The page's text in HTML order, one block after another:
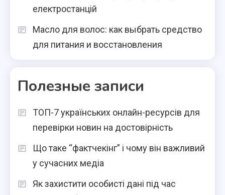
електростанцій
Масло для волос: как выбрать средство
для питания и восстановления
Полезные записи
ТОП-7 українських онлайн-ресурсів для
перевірки новин на достовірність
Що таке “фактчекінг” і чому він важливий
у сучасних медіа
Як захистити особисті дані під час